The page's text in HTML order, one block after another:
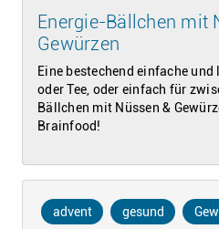
Energie-Bällchen mit
Gewürzen
Eine bestechend einfache und
oder Tee, oder einfach für
Bällchen mit Nüssen &
Brainfood!
advent gesund